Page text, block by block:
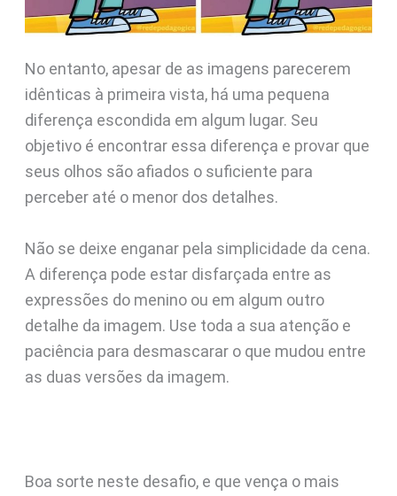
No entanto, apesar de as imagens parecerem
idênticas à primeira vista, há uma pequena
diferença escondida em algum lugar. Seu
objetivo é encontrar essa diferença e provar que
seus olhos são afiados o suficiente para
perceber até o menor dos detalhes.
Não se deixe enganar pela simplicidade da cena.
A diferença pode estar disfarçada entre as
expressões do menino ou em algum outro
detalhe da imagem. Use toda a sua atenção e
paciência para desmascarar o que mudou entre
as duas versões da imagem.
Boa sorte neste desafio, e que vença o mais